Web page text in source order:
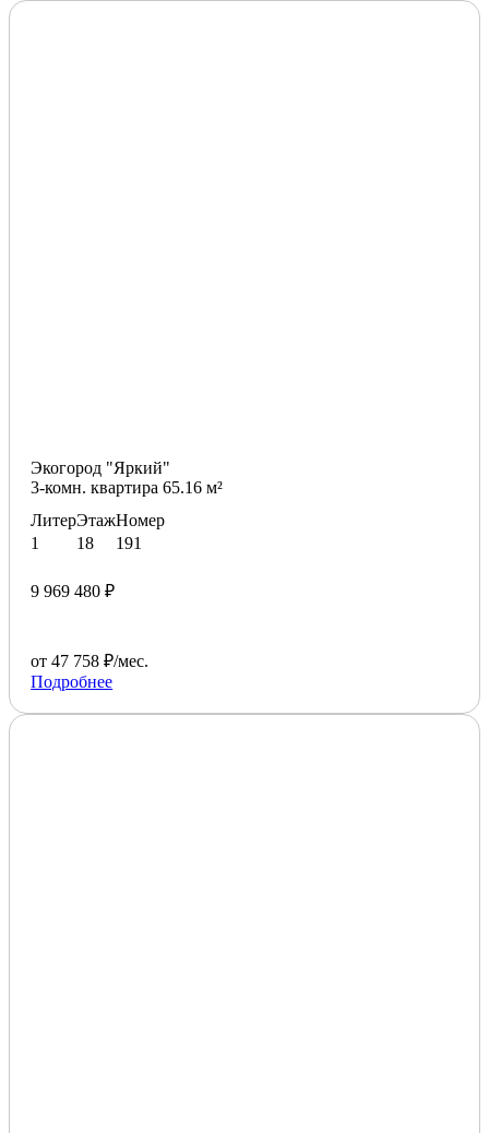
Экогород "Яркий"
3-комн. квартира 65.16 м²
Литер
1
Этаж
18
Номер
191
9 969 480 ₽
от 47 758 ₽/мес.
Подробнее